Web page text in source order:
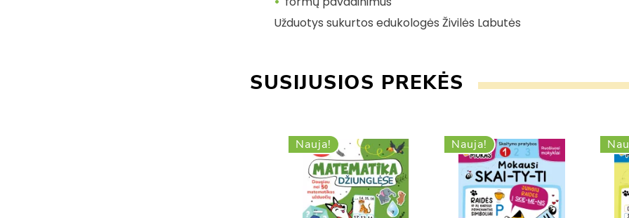
Užduotys sukurtos edukologės Živilės Labutės
SUSIJUSIOS PREKĖS
Nauja! Nauja!